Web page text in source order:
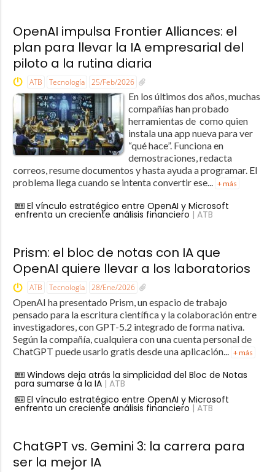
OpenAI impulsa Frontier Alliances: el
plan para llevar la IA empresarial del
piloto a la rutina diaria
ATB Tecnología 25/Feb/2026
En los últimos dos años, muchas
compañías han probado
herramientas de como quien
instala una app nueva para ver
“qué hace”. Funciona en
demostraciones, redacta
correos, resume documentos y hasta ayuda a programar. El
problema llega cuando se intenta convertir ese... + más
El vínculo estratégico entre OpenAI y Microsoft
enfrenta un creciente análisis financiero | ATB
Prism: el bloc de notas con IA que
OpenAI quiere llevar a los laboratorios
ATB Tecnología 28/Ene/2026
OpenAI ha presentado Prism, un espacio de trabajo
pensado para la escritura científica y la colaboración entre
investigadores, con GPT-5.2 integrado de forma nativa.
Según la compañía, cualquiera con una cuenta personal de
ChatGPT puede usarlo gratis desde una aplicación... + más
Windows deja atrás la simplicidad del Bloc de Notas
para sumarse a la IA| ATB
El vínculo estratégico entre OpenAI y Microsoft
enfrenta un creciente análisis financiero | ATB
ChatGPT vs. Gemini 3: la carrera para
ser la mejor IA